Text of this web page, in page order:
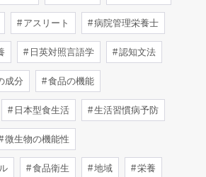
アスリート 病院管理栄養士
日英対照言語学 認知文法
成分 食品の機能
日本型食生活 生活習慣病予防
微生物の機能性
食品衛生 地域 栄養